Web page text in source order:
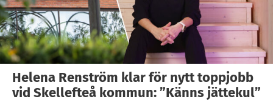
Helena Renström klar för nytt toppjobb
vid Skellefteå kommun: ”Känns jättekul”